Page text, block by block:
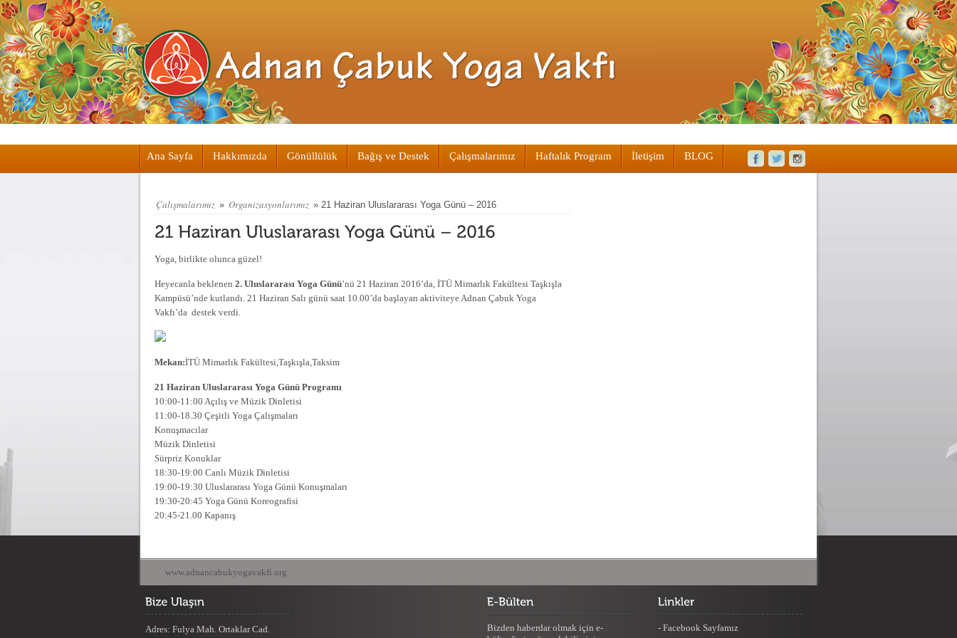
Ana Sayfa Hakkımızda Gönüllülük Bağış ve Destek Çalışmalarımız Haftalık Program İletişim BLOG
Çalışmalarımız » Organizasyonlarımız » 21 Haziran Uluslararası Yoga Günü – 2016
Yoga, birlikte olunca güzel!
Heyecanla beklenen 2. Uluslararası Yoga Günü’nü 21 Haziran 2016’da, İTÜ Mimarlık Fakültesi Taşkışla
Kampüsü’nde kutlandı. 21 Haziran Salı günü saat 10.00’da başlayan aktiviteye Adnan Çabuk Yoga
Vakfı’da destek verdi.
Mekan:İTÜ Mimarlık Fakültesi,Taşkışla,Taksim
21 Haziran Uluslararası Yoga Günü Programı
10:00-11:00 Açılış ve Müzik Dinletisi
11:00-18.30 Çeşitli Yoga Çalışmaları
Konuşmacılar
Müzik Dinletisi
Sürpriz Konuklar
18:30-19:00 Canlı Müzik Dinletisi
19:00-19:30 Uluslararası Yoga Günü Konuşmaları
19:30-20:45 Yoga Günü Koreografisi
20:45-21.00 Kapanış
www.adnancabukyogavakfi.org
Adres: Fulya Mah. Ortaklar Cad.
Bizden haberdar olmak için e-
- Facebook Sayfamız